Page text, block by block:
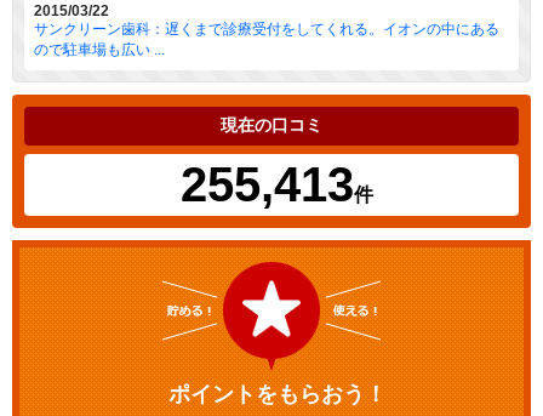
2015/03/22
サンクリーン歯科：遅くまで診療受付をしてくれる。イオンの中にある
ので駐車場も広い ...
現在の口コミ
255,413件
ポイントをもらおう！